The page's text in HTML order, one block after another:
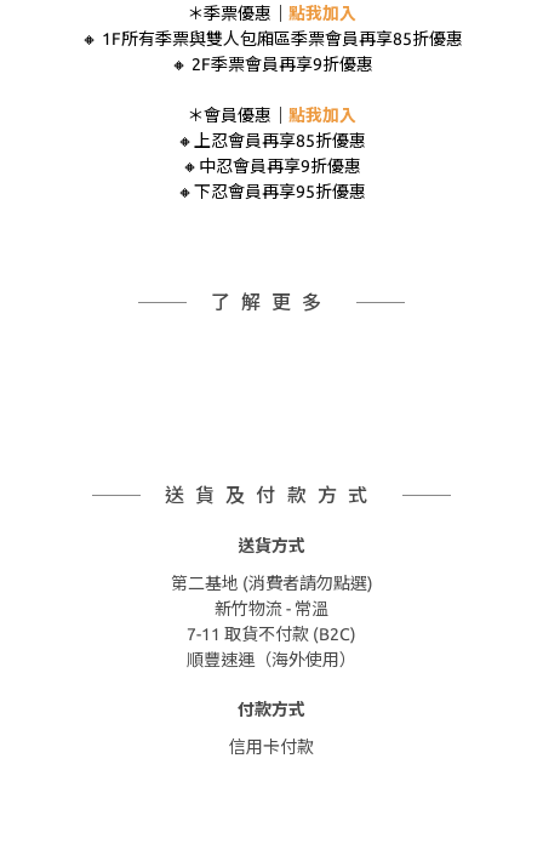
＊季票優惠｜ 點我加入
🔸 1F所有季票與雙人包廂區季票會員再享85折優惠
🔸 2F季票會員再享9折優惠
＊會員優惠｜ 點我加入
🔸上忍會員再享85折優惠
🔸中忍會員再享9折優惠
🔸下忍會員再享95折優惠
了解更多
送貨及付款方式
送貨方式
第二基地 (消費者請勿點選)
新竹物流 - 常溫
7-11 取貨不付款 (B2C)
順豐速運（海外使用）
付款方式
信用卡付款